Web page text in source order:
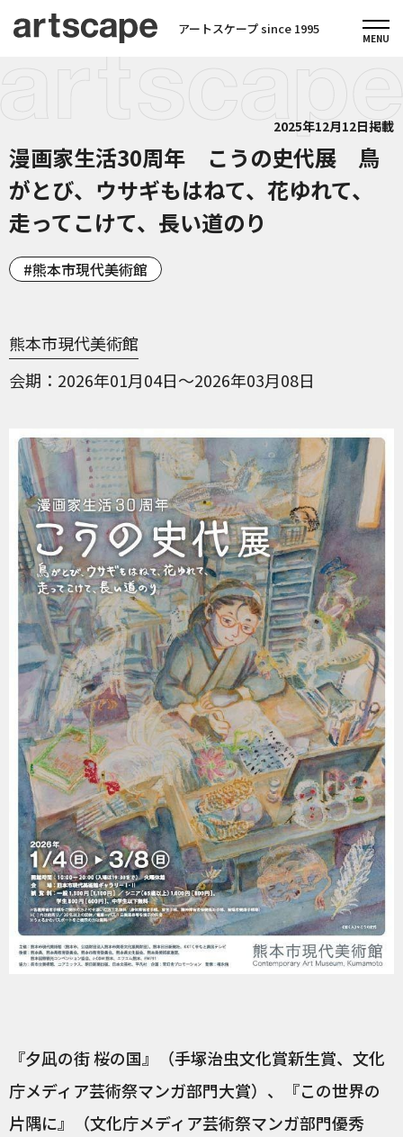
アートスケープ since 1995
2025年12月12日掲載
漫画家生活30周年 こうの史代展 鳥
がとび、ウサギもはねて、花ゆれて、
走ってこけて、長い道のり
熊本市現代美術館
熊本市現代美術館
会期
2026年01月04日～2026年03月08日
『夕凪の街 桜の国』（手塚治虫文化賞新生賞、文化
庁メディア芸術祭マンガ部門大賞）、『この世界の
片隅に』（文化庁メディア芸術祭マンガ部門優秀